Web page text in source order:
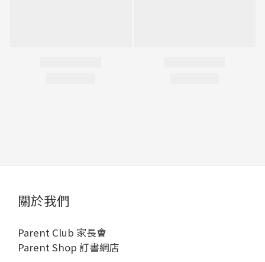
關於我們
Parent Club 家長會
Parent Shop 訂書網店